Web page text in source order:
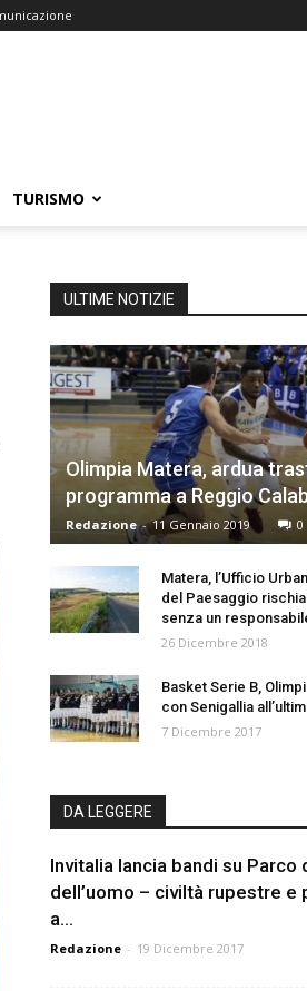
TURISMO
ULTIME NOTIZIE
Olimpia Matera, ardua
programma a Reggio
Redazione - 11 Gennaio 2019 0
Matera, l’Ufficio
del Paesaggio
senza un
26 Dicembre 2018
Basket Serie B,
con Senigallia
7 Dicembre 2017
DA LEGGERE
Invitalia lancia bandi su Parco
dell’uomo – civiltà rupestre e
a...
Redazione - 19 Dicembre 2017